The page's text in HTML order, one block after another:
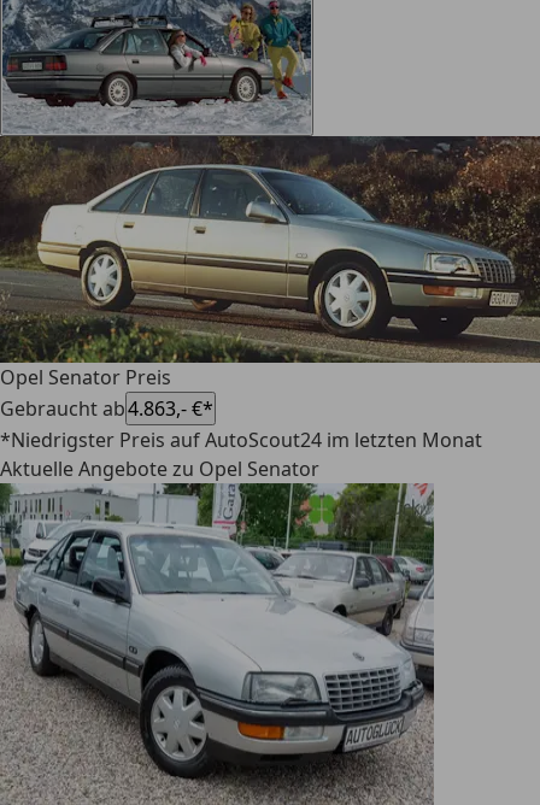
Opel Senator Preis
Gebraucht ab4.863,- €*
*Niedrigster Preis auf AutoScout24 im letzten Monat
Aktuelle Angebote zu Opel Senator